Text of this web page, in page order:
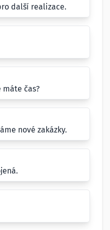
další realizace.
čas?
nové zakázky.